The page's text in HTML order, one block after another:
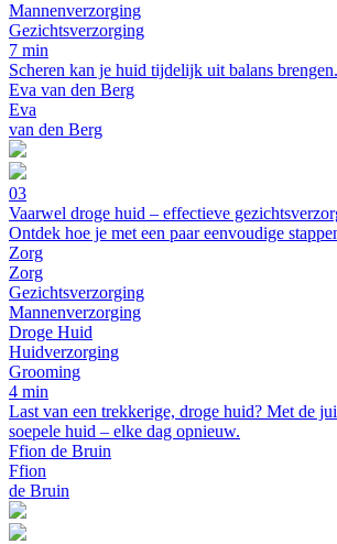
Mannenverzorging
Gezichtsverzorging
7 min
Scheren kan je huid tijdelijk uit balans
Eva van den Berg
Eva
van den Berg
03
Vaarwel droge huid – effectieve
Ontdek hoe je met een paar eenvoudige
Zorg
Zorg
Gezichtsverzorging
Mannenverzorging
Droge Huid
Huidverzorging
Grooming
4 min
Last van een trekkerige, droge huid? Met de
soepele huid – elke dag opnieuw.
Ffion de Bruin
Ffion
de Bruin